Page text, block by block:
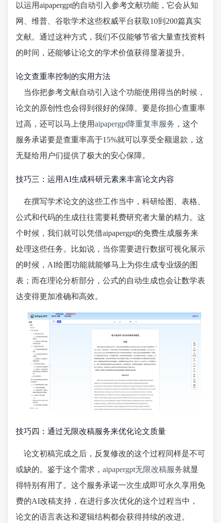
以运用aipapergpt的自动引入参考文献功能，它会从知
网、维普、谷歌学术这些权威平台获取10到200篇真实
文献。通过这种方式，我们不仅能够节省大量查找资料
的时间，还能够让论文的学术价值获得显著提升。
论文查重率控制的实用方法
当你把参考文献自动引入这个功能使用得当的时候，
论文的原创性也会得到很好的保障。要是你担心查重率
过高，还可以马上使用aipapergpt降重复率服务 ，这个
服务承诺要是查重率高于15%就可以享受全额退款，这
无疑给用户们提供了极大的安心保障。
技巧三：运用AI生成科研元素来丰富论文内容
在撰写学术论文的这些工作当中，科研绘图、表格、
公式和代码的生成往往需要耗费研究者大量的精力。这
个时候，我们就可以凭借aipapergpt的免费生成服务来
处理这些任务。比如说，当你需要进行数据可视化展示
的时候，AI绘图功能就能够马上为你生成专业级的图
表；而在理论分析部分，公式的自动生成也会让数学表
达变得更加准确和高效。
技巧四：通过无限改稿服务来优化论文质量
论文初稿完成之后，反复修改的这个过程同样是不可
或缺的。鉴于这个需求， aipapergpt无限改稿服务就显
得特别有用了。这个服务承诺一次生成即可永久享用免
费的AI改稿支持，在进行多次优化的这个过程当中，
论文的语言表达和逻辑结构都会获得持续的改进。